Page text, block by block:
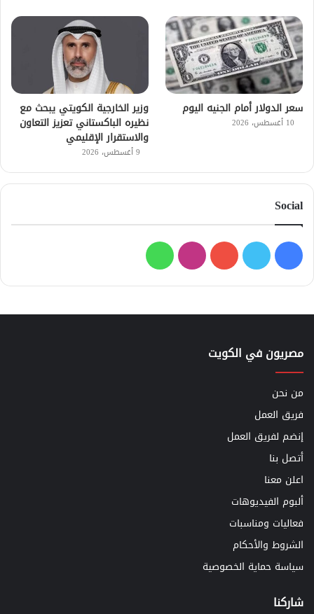
سعر الدولار أمام الجنيه اليوم
10 أغسطس، 2026
وزير الخارجية الكويتي يبحث مع
نظيره الباكستاني تعزيز التعاون
والاستقرار الإقليمي
9 أغسطس، 2026
Social
فيسبوك
تويتر يوتيوبانستقرامواتساب
مصريون في الكويت
من نحن
فريق العمل
إنضم لفريق العمل
أتصل بنا
اعلن معنا
ألبوم الفيديوهات
فعاليات ومناسبات
الشروط والأحكام
سياسة حماية الخصوصية
شاركنا